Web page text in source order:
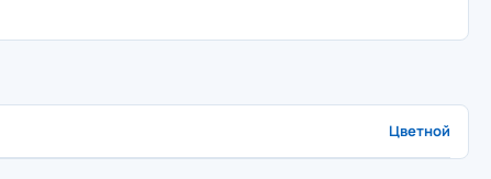
Цветной